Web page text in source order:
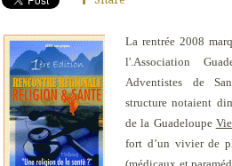
La rentrée 2008
l'. Association
Adventistes de
structure notaient
de la Guadeloupe
fort d’un vivier de